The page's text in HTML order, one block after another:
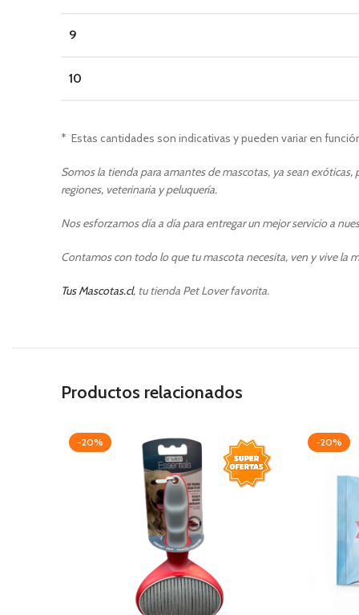
9
10
* Estas cantidades son indicativas y pueden variar en
Somos la tienda para amantes de mascotas, ya sean
regiones, veterinaria y peluquería.
Nos esforzamos día a día para entregar un mejor servicio a
Contamos con todo lo que tu mascota necesita, ven y vive la
Tus Mascotas.cl, tu tienda Pet Lover favorita.
Productos relacionados
-20% -20%